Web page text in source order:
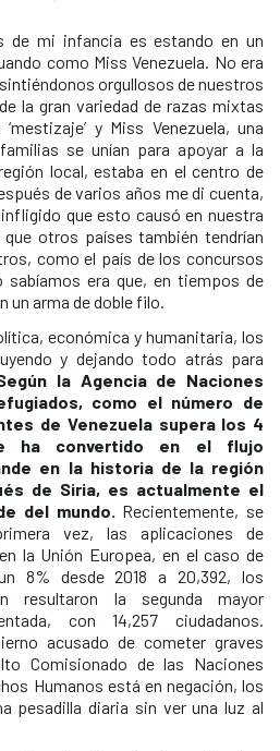
de mi infancia es estando en un
como Miss Venezuela. No era
orgullosos de nuestros
la gran variedad de razas mixtas
y Miss Venezuela, una
se unían para apoyar a la
local, estaba en el centro de
de varios años me di cuenta,
que esto causó en nuestra
otros países también tendrían
como el país de los concursos
sabíamos era que, en tiempos de
un arma de doble filo.
económica y humanitaria, los
y dejando todo atrás para
la Agencia de Naciones
como el número de
de Venezuela supera los 4
ha convertido en el flujo
en la historia de la región
de Siria, es actualmente el
del mundo.
Recientemente, se
vez, las aplicaciones de
la Unión Europea, en el caso de
8% desde 2018 a 20,392, los
resultaron la segunda mayor
con 14,257 ciudadanos.
acusado de cometer graves
Comisionado de las Naciones
Humanos está en negación, los
pesadilla diaria sin ver una luz al